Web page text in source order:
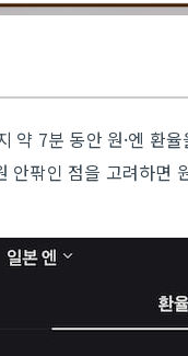
약 7분 동안 원·엔 환
팎인 점을 고려하면